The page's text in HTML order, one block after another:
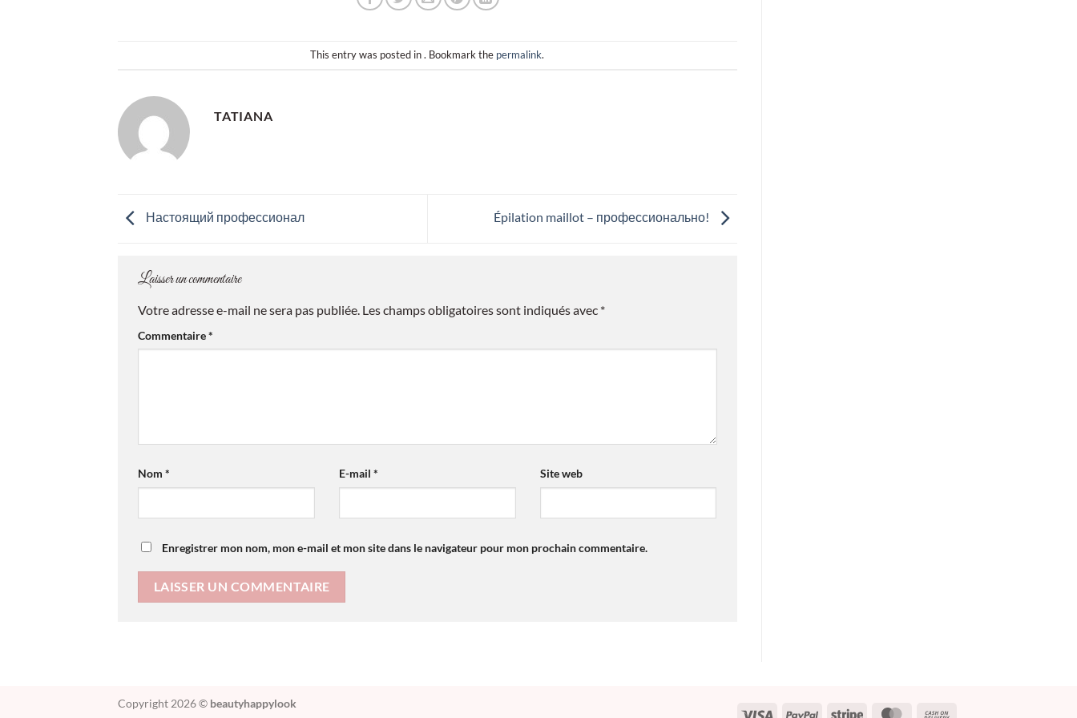
This entry was posted in . Bookmark the permalink.
TATIANA
Настоящий профессионал Épilation maillot – профессионально!
Laisser un commentaire
Votre adresse e-mail ne sera pas publiée. Les champs obligatoires sont indiqués avec *
Commentaire*
Nom * E-mail * Site web
Enregistrer mon nom, mon e-mail et mon site dans le navigateur pour mon prochain commentaire.
Copyright 2026 © beautyhappylook